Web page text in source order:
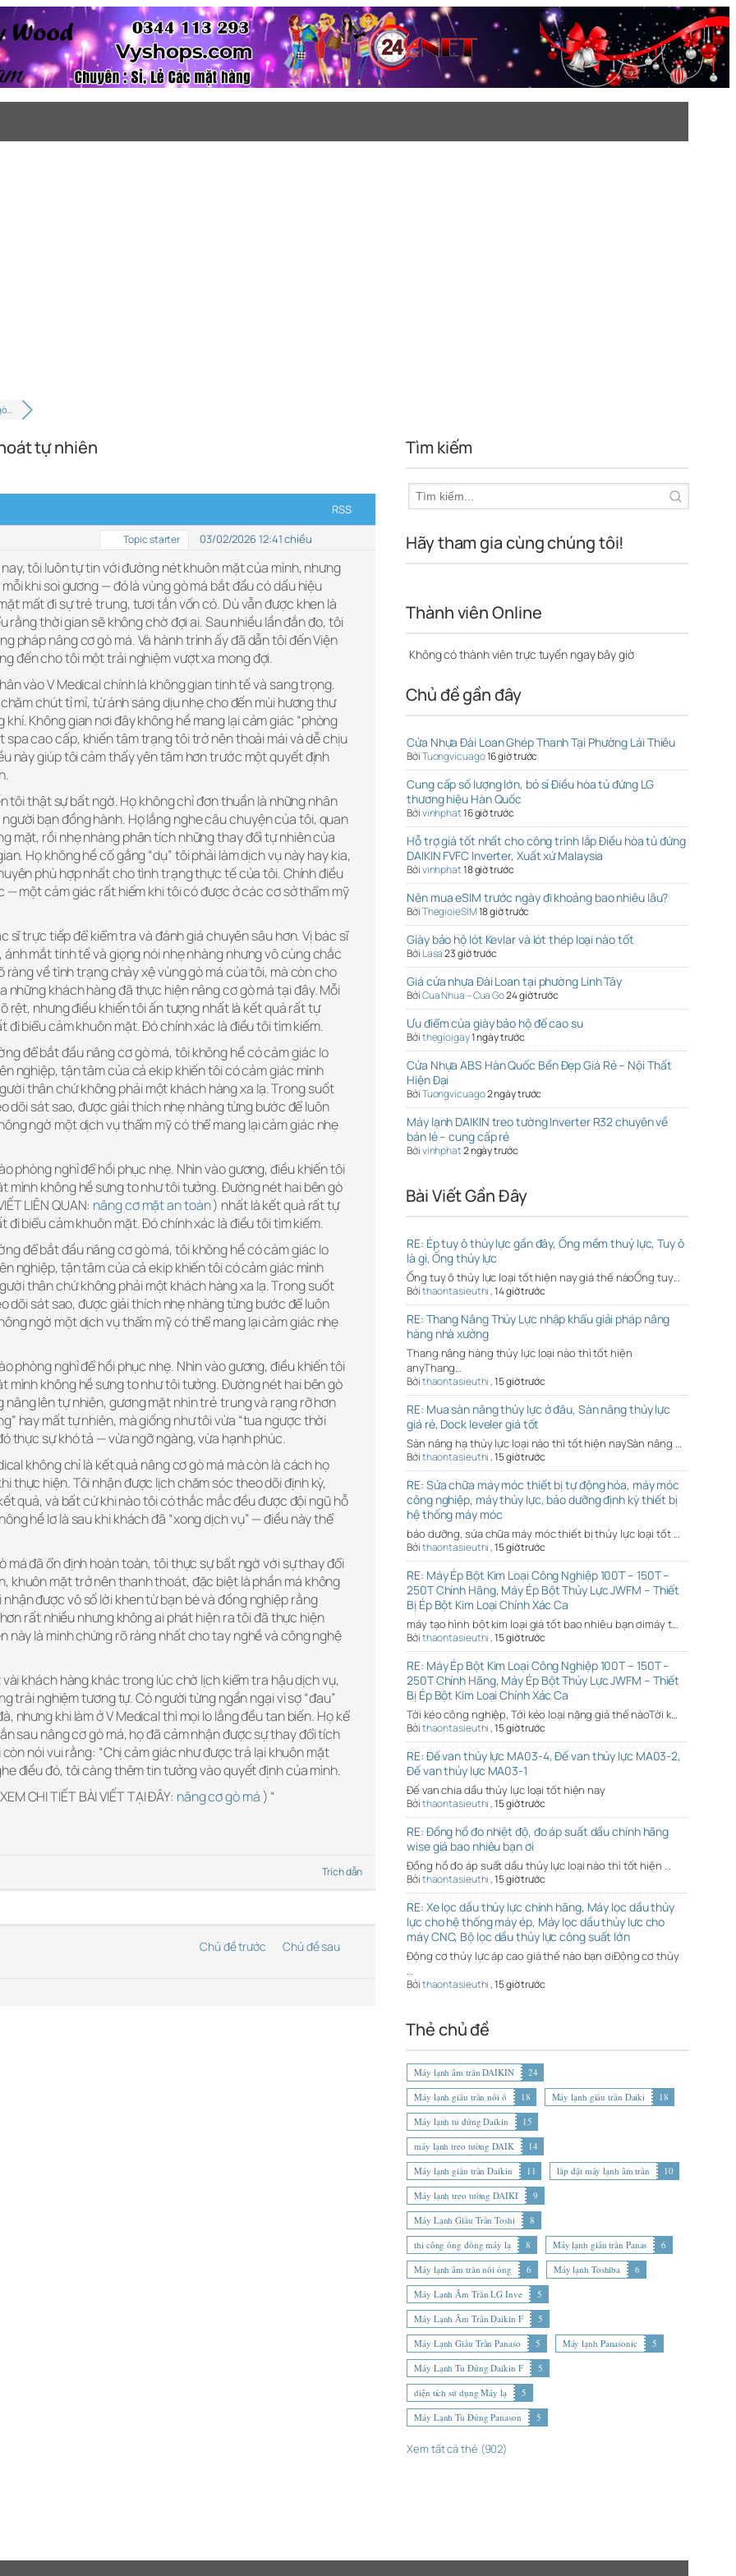
tự nhiên
RSS
Topic starter 03/02/2026 12:41 chiều
tôi luôn tự tin với đường nét khuôn mặt của mình, nhưng
khi soi gương — đó là vùng gò má bắt đầu có dấu hiệu
mất đi sự trẻ trung, tươi tắn vốn có. Dù vẫn được khen là
rằng thời gian sẽ không chờ đợi ai. Sau nhiều lần đắn đo, tôi
pháp nâng cơ gò má. Và hành trình ấy đã dẫn tôi đến Viện
đến cho tôi một trải nghiệm vượt xa mong đợi.
vào V Medical chính là không gian tinh tế và sang trọng.
chút tỉ mỉ, từ ánh sáng dịu nhẹ cho đến mùi hương thư
Không gian nơi đây không hề mang lại cảm giác “phòng
spa cao cấp, khiến tâm trạng tôi trở nên thoải mái và dễ chịu
này giúp tôi cảm thấy yên tâm hơn trước một quyết định
tôi thật sự bất ngờ. Họ không chỉ đơn thuần là những nhân
bạn đồng hành. Họ lắng nghe câu chuyện của tôi, quan
mặt, rồi nhẹ nhàng phân tích những thay đổi tự nhiên của
Họ không hề cố gắng “dụ” tôi phải làm dịch vụ này hay kia,
phù hợp nhất cho tình trạng thực tế của tôi. Chính điều
— một cảm giác rất hiếm khi tôi có được ở các cơ sở thẩm mỹ
sĩ trực tiếp để kiểm tra và đánh giá chuyên sâu hơn. Vị bác sĩ
mắt tinh tế và giọng nói nhẹ nhàng nhưng vô cùng chắc
ràng về tình trạng chảy xệ vùng gò má của tôi, mà còn cho
khách hàng đã thực hiện nâng cơ gò má tại đây. Mỗi
rệt, nhưng điều khiến tôi ấn tượng nhất là kết quả rất tự
đi biểu cảm khuôn mặt. Đó chính xác là điều tôi tìm kiếm.
để bắt đầu nâng cơ gò má, tôi không hề có cảm giác lo
nghiệp, tận tâm của cả ekip khiến tôi có cảm giác mình
thân chứ không phải một khách hàng xa lạ. Trong suốt
dõi sát sao, được giải thích nhẹ nhàng từng bước để luôn
ngờ một dịch vụ thẩm mỹ có thể mang lại cảm giác nhẹ
phòng nghỉ để hồi phục nhẹ. Nhìn vào gương, điều khiến tôi
mình không hề sưng to như tôi tưởng. Đường nét hai bên gò
LIÊN QUAN: nâng cơ mặt an toàn) nhất là kết quả rất tự
đi biểu cảm khuôn mặt. Đó chính xác là điều tôi tìm kiếm.
để bắt đầu nâng cơ gò má, tôi không hề có cảm giác lo
nghiệp, tận tâm của cả ekip khiến tôi có cảm giác mình
thân chứ không phải một khách hàng xa lạ. Trong suốt
dõi sát sao, được giải thích nhẹ nhàng từng bước để luôn
ngờ một dịch vụ thẩm mỹ có thể mang lại cảm giác nhẹ
phòng nghỉ để hồi phục nhẹ. Nhìn vào gương, điều khiến tôi
mình không hề sưng to như tôi tưởng. Đường nét hai bên gò
nâng lên tự nhiên, gương mặt nhìn trẻ trung và rạng rỡ hơn
hay mất tự nhiên, mà giống như tôi vừa “tua ngược thời
thực sự khó tả — vừa ngỡ ngàng, vừa hạnh phúc.
không chỉ là kết quả nâng cơ gò má mà còn là cách họ
thực hiện. Tôi nhận được lịch chăm sóc theo dõi định kỳ,
quả, và bất cứ khi nào tôi có thắc mắc đều được đội ngũ hỗ
hề lơ là sau khi khách đã “xong dịch vụ” — điều này thể
má đã ổn định hoàn toàn, tôi thực sự bất ngờ với sự thay đổi
khuôn mặt trở nên thanh thoát, đặc biệt là phần má không
được vô số lời khen từ bạn bè và đồng nghiệp rằng
rất nhiều nhưng không ai phát hiện ra tôi đã thực hiện
này là minh chứng rõ ràng nhất cho tay nghề và công nghệ
khách hàng khác trong lúc chờ lịch kiểm tra hậu dịch vụ,
trải nghiệm tương tự. Có người từng ngần ngại vì sợ “đau”
nhưng khi làm ở V Medical thì mọi lo lắng đều tan biến. Họ kể
sau nâng cơ gò má, họ đã cảm nhận được sự thay đổi tích
nói vui rằng: “Chị cảm giác như được trả lại khuôn mặt
điều đó, tôi càng thêm tin tưởng vào quyết định của mình.
CHI TIẾT BÀI VIẾT TẠI ĐÂY: nâng cơ gò má ) “
Trích dẫn
Chủ đề trước Chủ đề sau
Tìm kiếm
Hãy tham gia cùng chúng tôi!
Thành viên Online
Không có thành viên trực tuyến ngay bây giờ
Chủ đề gần đây
Cửa Nhựa Đài Loan Ghép Thanh Tại Phường Lái Thiêu
BởiTuongvicuago16 giờ trước
Cung cấp số lượng lớn, bỏ sỉ Điều hòa tủ đứng LG
thương hiệu Hàn Quốc
Bởivinhphat16 giờ trước
Hỗ trợ giá tốt nhất cho công trình lắp Điều hòa tủ đứng
DAIKIN FVFC Inverter, Xuất xứ Malaysia
Bởivinhphat18 giờ trước
Nên mua eSIM trước ngày đi khoảng bao nhiêu lâu?
BởiThegioieSIM18 giờ trước
Giày bảo hộ lót Kevlar và lót thép loại nào tốt
Bởi Lasa23 giờ trước
Giá cửa nhựa Đài Loan tại phường Linh Tây
BởiCua Nhua – Cua Go24 giờ trước
Ưu điểm của giày bảo hộ đế cao su
Bởithegioigay1 ngày trước
Cửa Nhựa ABS Hàn Quốc Bền Đẹp Giá Rẻ – Nội Thất
Hiện Đại
BởiTuongvicuago2 ngày trước
Máy lạnh DAIKIN treo tường Inverter R32 chuyên về
bán lẻ – cung cấp rẻ
Bởivinhphat2 ngày trước
Bài Viết Gần Đây
RE: Ép tuy ô thủy lực gần đây, Ống mềm thuỷ lực, Tuy ô
là gì, Ống thủy lực
Ống tuy ô thủy lực loại tốt hiện nay giá thế nàoỐng tuy…
Bởithaontasieuthi,14 giờ trước
RE: Thang Nâng Thủy Lực nhập khẩu giải pháp nâng
hàng nhà xưởng
Thang nâng hàng thủy lực loại nào thì tốt hiện
anyThang…
Bởithaontasieuthi,15 giờ trước
RE: Mua sàn nâng thủy lực ở đâu, Sàn nâng thủy lực
giá rẻ, Dock leveler giá tốt
Sàn nâng hạ thủy lực loại nào thì tốt hiện naySàn nâng …
Bởithaontasieuthi,15 giờ trước
RE: Sửa chữa máy móc thiết bị tự động hóa, máy móc
công nghiệp, máy thủy lực, bảo dưỡng định kỳ thiết bị
hệ thống máy móc
bảo dưỡng, sửa chữa máy móc thiết bị thủy lực loại tốt …
Bởithaontasieuthi,15 giờ trước
RE: Máy Ép Bột Kim Loại Công Nghiệp 100T – 150T –
250T Chính Hãng, Máy Ép Bột Thủy Lực JWFM – Thiết
Bị Ép Bột Kim Loại Chính Xác Ca
máy tạo hình bột kim loại giá tốt bao nhiêu bạn ơimáy t…
Bởithaontasieuthi,15 giờ trước
RE: Máy Ép Bột Kim Loại Công Nghiệp 100T – 150T –
250T Chính Hãng, Máy Ép Bột Thủy Lực JWFM – Thiết
Bị Ép Bột Kim Loại Chính Xác Ca
Tời kéo công nghiệp, Tới kéo loại nặng giá thế nàoTời k…
Bởithaontasieuthi,15 giờ trước
RE: Đế van thủy lực MA03-4, Đế van thủy lực MA03-2,
Đế van thủy lực MA03-1
Đế van chia dầu thủy lực loại tốt hiện nay
Bởithaontasieuthi,15 giờ trước
RE: Đồng hồ đo nhiệt độ, đo áp suất dầu chính hãng
wise giá bao nhiêu bạn ơi
Đồng hồ đo áp suất dầu thủy lực loại nào thì tốt hiện …
Bởithaontasieuthi,15 giờ trước
RE: Xe lọc dầu thủy lực chính hãng, Máy lọc dầu thủy
lực cho hệ thống máy ép, Máy lọc dầu thủy lực cho
máy CNC, Bộ lọc dầu thủy lực công suất lớn
Động cơ thủy lực áp cao giá thế nào bạn ơiĐộng cơ thủy
…
Bởithaontasieuthi,15 giờ trước
Thẻ chủ đề
Máy lạnh âm trần DAIKIN
24
Máy lạnh giấu trần nối ố
18 Máy lạnh giấu trần Daiki
18
Máy lạnh tủ đứng Daikin
15
máy lạnh treo tường DAIK
14
Máy lạnh giấu trần Daikin
11 lắp đặt máy lạnh âm trần
10
Máy lạnh treo tường DAIKI
9
Máy Lạnh Giấu Trần Toshi
8
thi công ống đồng máy lạ
8 Máy lạnh giấu trần Panas
6
Máy lạnh âm trần nối ống
6 Máy lạnh Toshiba
6
Máy Lạnh Âm Trần LG Inve
5
Máy Lạnh Âm Trần Daikin F
5
Máy Lạnh Giấu Trần Panaso
5 Máy lạnh Panasonic
5
Máy Lạnh Tủ Đứng Daikin F
5
diện tích sử dụng Máy lạ
5
Máy Lạnh Tủ Đứng Panason
5
Xem tất cả thẻ (902)